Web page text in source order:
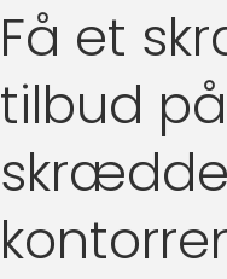
Få et
tilbud på